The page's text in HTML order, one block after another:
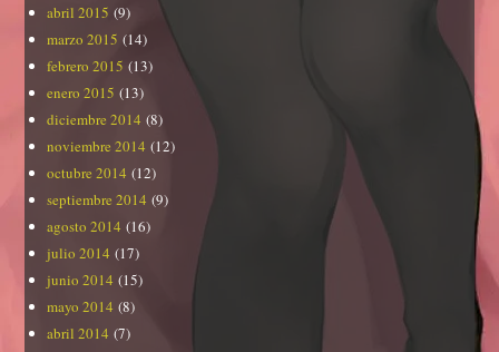
abril 2015 (9)
marzo 2015 (14)
febrero 2015 (13)
enero 2015 (13)
diciembre 2014 (8)
noviembre 2014 (12)
octubre 2014 (12)
septiembre 2014 (9)
agosto 2014 (16)
julio 2014 (17)
junio 2014 (15)
mayo 2014 (8)
abril 2014 (7)